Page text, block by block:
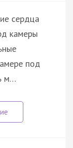
сердца
камеры
под
м…